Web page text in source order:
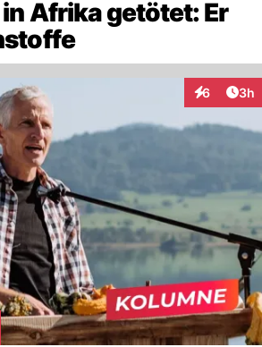
Afrika getötet: Er
6 3h